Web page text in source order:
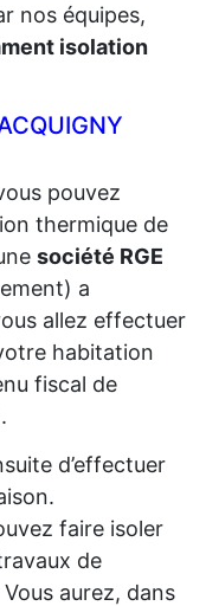
nos équipes,
isolation
pouvez
thermique de
société RGE
a
allez effectuer
habitation
fiscal de
d’effectuer
faire isoler
de
aurez, dans